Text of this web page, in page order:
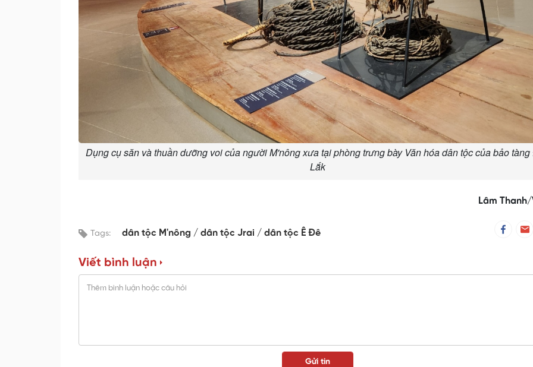
Dụng cụ săn và thuần dưỡng voi của người M'nông xưa tại phòng trưng bày Văn hóa dân tộc của bảo
Lắk
Lâm
Tags: dân tộc M'nông dân tộc Jrai dân tộc Ê Đê
Viết bình luận